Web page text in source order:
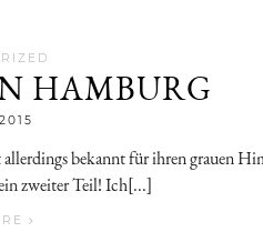
HAMBURG
bekannt für ihren grauen
zweiter Teil! Ich[...]